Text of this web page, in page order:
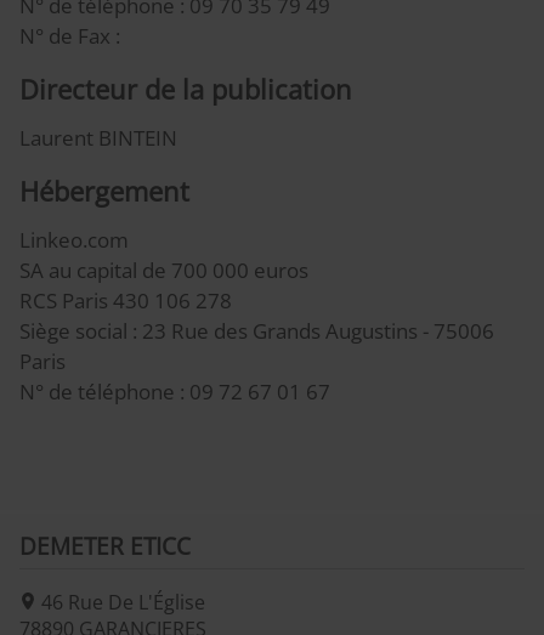
N° de Fax :
Directeur de la publication
Laurent BINTEIN
Hébergement
Linkeo.com
SA au capital de 700 000 euros
RCS Paris 430 106 278
Siège social : 23 Rue des Grands Augustins - 75006
Paris
N° de téléphone : 09 72 67 01 67
DEMETER ETICC
46 Rue De L'Église
78890 GARANCIERES